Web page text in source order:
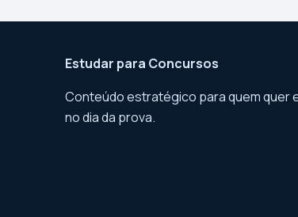
Estudar para Concursos
Conteúdo estratégico para quem quer
no dia da prova.